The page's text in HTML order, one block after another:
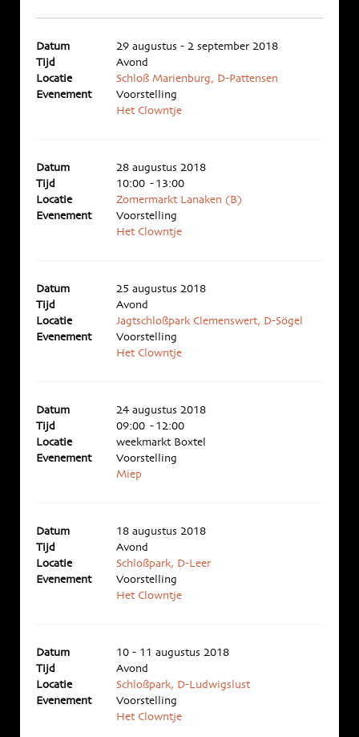
Datum
29 augustus - 2 september 2018
Tijd
Avond
Locatie
Schloß Marienburg, D-Pattensen
Evenement
Voorstelling
Het Clowntje
Datum
28 augustus 2018
Tijd
10:00 - 13:00
Locatie
Zomermarkt Lanaken (B)
Evenement
Voorstelling
Het Clowntje
Datum
25 augustus 2018
Tijd
Avond
Locatie
Jagtschloßpark Clemenswert, D-Sögel
Evenement
Voorstelling
Het Clowntje
Datum
24 augustus 2018
Tijd
09:00 - 12:00
Locatie
weekmarkt Boxtel
Evenement
Voorstelling
Miep
Datum
18 augustus 2018
Tijd
Avond
Locatie
Schloßpark, D-Leer
Evenement
Voorstelling
Het Clowntje
Datum
10 - 11 augustus 2018
Tijd
Avond
Locatie
Schloßpark, D-Ludwigslust
Evenement
Voorstelling
Het Clowntje